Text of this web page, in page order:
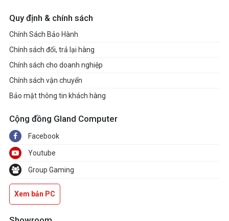
Quy định & chính sách
Chính Sách Bảo Hành
Chính sách đổi, trả lại hàng
Chính sách cho doanh nghiệp
Chính sách vận chuyển
Bảo mật thông tin khách hàng
Cộng đồng Gland Computer
Facebook
Youtube
Group Gaming
Xem bản PC